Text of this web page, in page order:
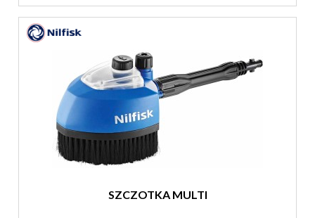
SZCZOTKA MULTI